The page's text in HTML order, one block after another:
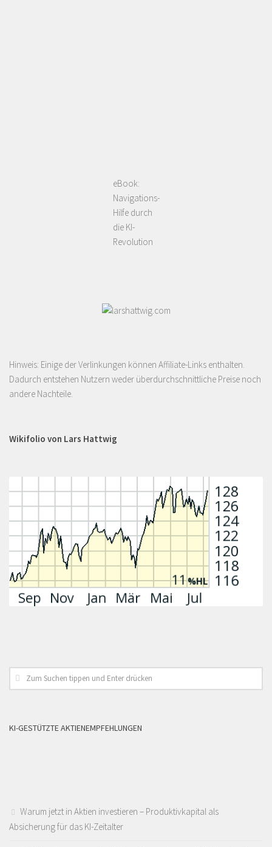
eBook:
Navigations-
Hilfe durch
die KI-
Revolution
Hinweis: Einige der Verlinkungen können Affiliate-Links enthalten.
Dadurch entstehen Nutzern weder überdurchschnittliche Preise noch
andere Nachteile.
Wikifolio von Lars Hattwig
KI-GESTÜTZTE AKTIENEMPFEHLUNGEN
Warum jetzt in Aktien investieren – Produktivkapital als
Absicherung für das KI-Zeitalter